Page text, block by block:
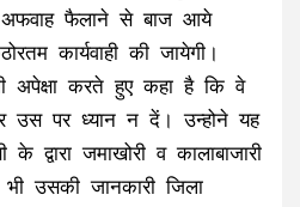
अफवाह फैलाने से बाज आये
कार्यवाही की जायेगी।
अपेक्षा करते हुए कहा है कि वे
पर ध्यान न दें। उन्होने यह
द्वारा जमाखोरी व कालाबाजारी
उसकी जानकारी जिला